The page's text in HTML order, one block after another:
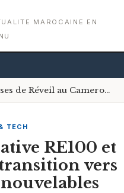
MAROCAINE EN
Fermeture des Églises de Réveil au Cameroun : Le Gouvernement Encourage le Respect de la Loi
TECH
RE100 et
transition vers